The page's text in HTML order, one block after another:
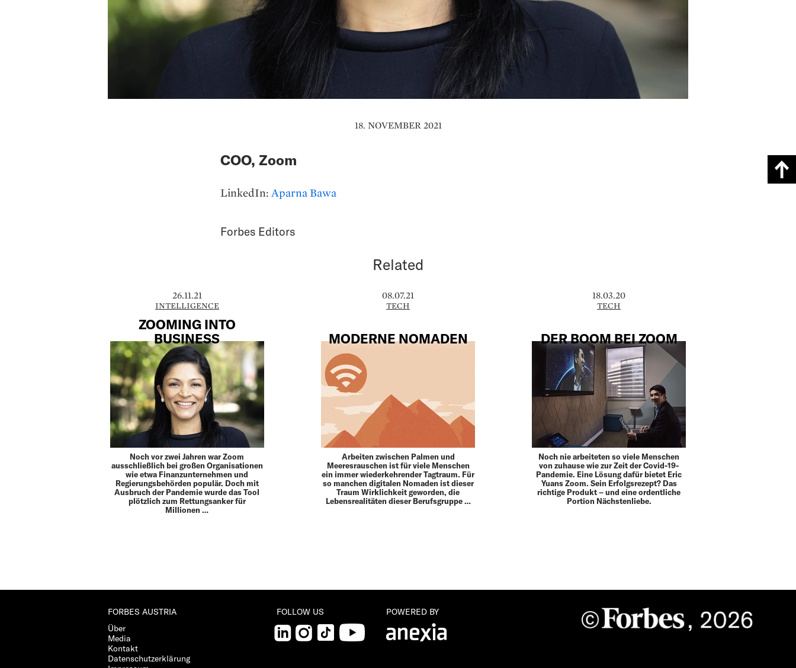
18. NOVEMBER 2021
COO, Zoom
LinkedIn: Aparna Bawa
Forbes Editors
Related
26.11.21
INTELLIGENCE
ZOOMING INTO
BUSINESS
Noch vor zwei Jahren war Zoom
ausschließlich bei großen Organisationen
wie etwa Finanzunternehmen und
Regierungsbehörden populär. Doch mit
Ausbruch der Pandemie wurde das Tool
plötzlich zum Rettungsanker für
Millionen …
08.07.21
TECH
MODERNE NOMADEN
Arbeiten zwischen Palmen und
Meeresrauschen ist für viele Menschen
ein immer wiederkehrender Tagtraum. Für
so manchen digitalen Nomaden ist dieser
Traum Wirklichkeit geworden, die
Lebensrealitäten dieser Berufsgruppe …
18.03.20
TECH
DER BOOM BEI ZOOM
Noch nie arbeiteten so viele Menschen
von zuhause wie zur Zeit der Covid-19-
Pandemie. Eine Lösung dafür bietet Eric
Yuans Zoom. Sein Erfolgsrezept? Das
richtige Produkt – und eine ordentliche
Portion Nächstenliebe.
FORBES AUSTRIA
Über
Media
Kontakt
Datenschutzerklärung
FOLLOW US
LinkedInInstagram
TikTok YouTube
POWERED BY